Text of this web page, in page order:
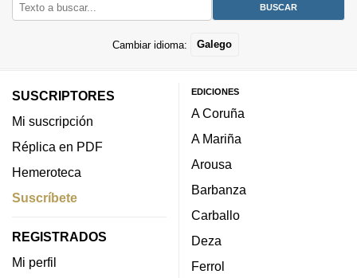
Cambiar idioma: Galego
SUSCRIPTORES
Mi suscripción
Réplica en PDF
Hemeroteca
Suscríbete
REGISTRADOS
Mi perfil
EDICIONES
A Coruña
A Mariña
Arousa
Barbanza
Carballo
Deza
Ferrol